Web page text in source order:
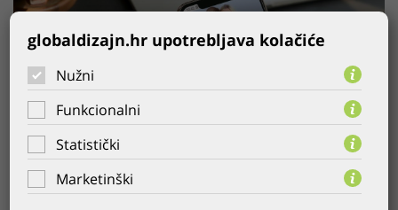
globaldizajn.hr upotrebljava kolačiće
Nužni
Funkcionalni
Statistički
Marketinški